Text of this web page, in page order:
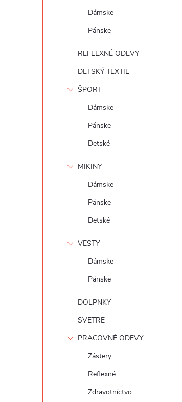
Dámske
Pánske
REFLEXNÉ ODEVY
DETSKÝ TEXTIL
ŠPORT
Dámske
Pánske
Detské
MIKINY
Dámske
Pánske
Detské
VESTY
Dámske
Pánske
DOLPNKY
SVETRE
PRACOVNÉ ODEVY
Zástery
Reflexné
Zdravotníctvo